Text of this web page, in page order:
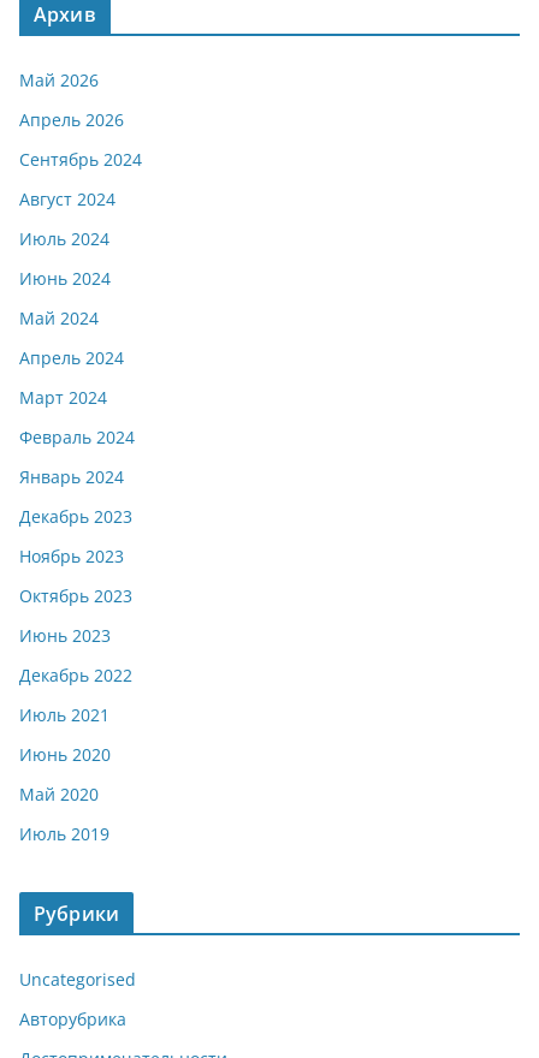
Архив
Май 2026
Апрель 2026
Сентябрь 2024
Август 2024
Июль 2024
Июнь 2024
Май 2024
Апрель 2024
Март 2024
Февраль 2024
Январь 2024
Декабрь 2023
Ноябрь 2023
Октябрь 2023
Июнь 2023
Декабрь 2022
Июль 2021
Июнь 2020
Май 2020
Июль 2019
Рубрики
Uncategorised
Авторубрика